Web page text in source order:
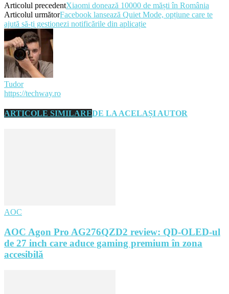
Articolul precedentXiaomi donează 10000 de măști în România
Articolul următorFacebook lansează Quiet Mode, opțiune care te
ajută să-ți gestionezi notificările din aplicație
Tudor
https://techway.ro
ARTICOLE SIMILAREDE LA ACELAȘI AUTOR
AOC
AOC Agon Pro AG276QZD2 review: QD-OLED-ul
de 27 inch care aduce gaming premium în zona
accesibilă